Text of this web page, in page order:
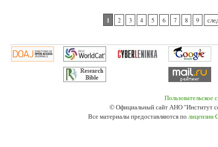
1 2 3 4 5 6 7 8 9
Пользовательское
© Официальный сайт АНО "Институт
Все материалы предоставляются по лицензии